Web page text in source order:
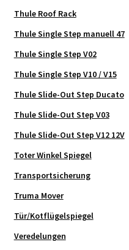
Thule Roof Rack
Thule Single Step manuell 47
Thule Single Step V02
Thule Single Step V10 / V15
Thule Slide-Out Step Ducato
Thule Slide-Out Step V03
Thule Slide-Out Step V12 12V
Toter Winkel Spiegel
Transportsicherung
Truma Mover
Tür/Kotflügelspiegel
Veredelungen